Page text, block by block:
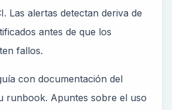
Las alertas detectan deriva de
antes de que los
fallos.
con documentación del
runbook. Apuntes sobre el uso